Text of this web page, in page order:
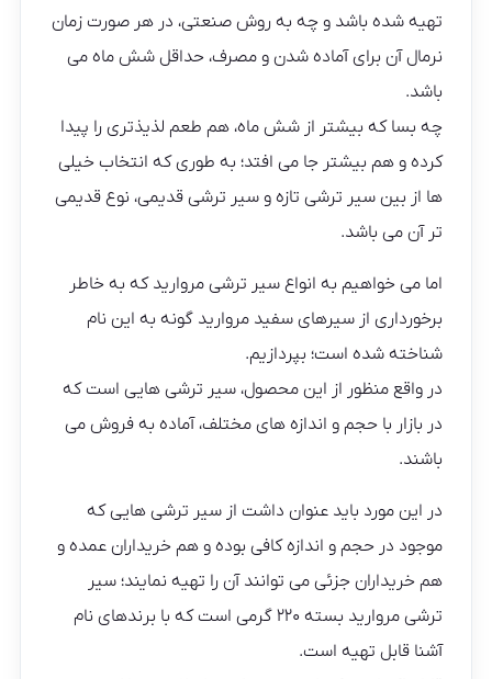
تهیه شده باشد و چه به روش صنعتی، در هر صورت زمان
نرمال آن برای آماده شدن و مصرف، حداقل شش ماه می
باشد.
چه بسا که بیشتر از شش ماه، هم طعم لذیذتری را پیدا
کرده و هم بیشتر جا می افتد؛ به طوری که انتخاب خیلی
ها از بین سیر ترشی تازه و سیر ترشی قدیمی، نوع قدیمی
تر آن می باشد.
اما می خواهیم به انواع سیر ترشی مروارید که به خاطر
برخورداری از سیرهای سفید مروارید گونه به این نام
شناخته شده است؛ بپردازیم.
در واقع منظور از این محصول، سیر ترشی هایی است که
در بازار با حجم و اندازه های مختلف، آماده به فروش می
باشند.
در این مورد باید عنوان داشت از سیر ترشی هایی که
موجود در حجم و اندازه کافی بوده و هم خریداران عمده و
هم خریداران جزئی می توانند آن را تهیه نمایند؛ سیر
ترشی مروارید بسته ۲۲۰ گرمی است که با برندهای نام
آشنا قابل تهیه است.